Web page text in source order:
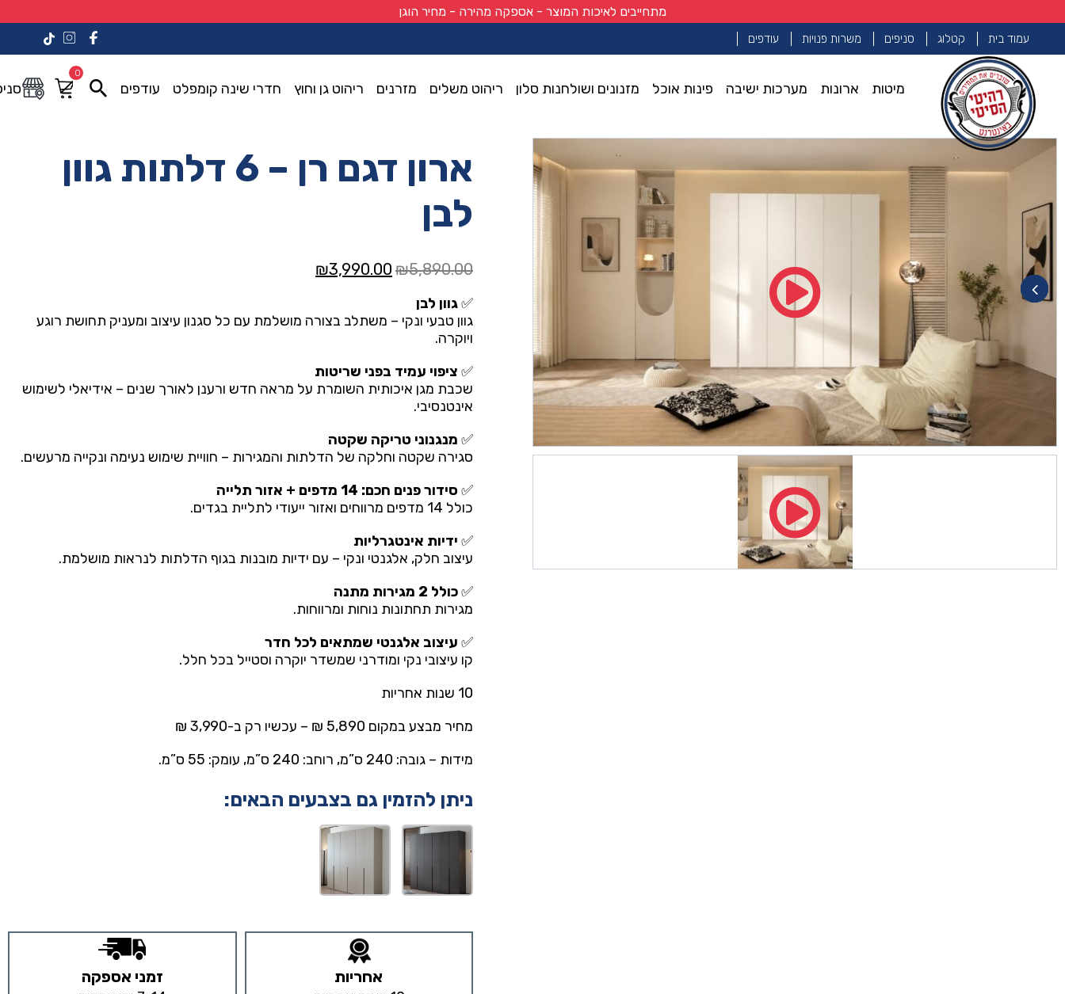
מתחייבים לאיכות המוצר - אספקה מהירה - מחיר הוגן
עמוד בית קטלוג סניפים משרות פנויות עודפים
מיטות ארונות מערכות ישיבה פינות אוכל מזנונים ושולחנות סלון ריהוט משלים מזרנים ריהוט גן וחוץ חדרי שינה קומפלט עודפים
0
עמוד הבית >> ארונות פתיחה
ארון דגם רן – 6 דלתות גוון
לבן
₪5,890.00
המחיר
₪5,890.00.
₪3,990.00
₪3,990.00.
✅גוון לבן
גוון טבעי ונקי – משתלב בצורה מושלמת עם כל סגנון עיצוב ומעניק תחושת רוגע
ויוקרה.
✅ ציפוי עמיד בפני שריטות
שכבת מגן איכותית השומרת על מראה חדש ורענן לאורך שנים – אידיאלי לשימוש
אינטנסיבי.
✅ מנגנוני טריקה שקטה
סגירה שקטה וחלקה של הדלתות והמגירות – חוויית שימוש נעימה ונקייה מרעשים.
✅ סידור פנים חכם: 14 מדפים + אזור תלייה
כולל 14 מדפים מרווחים ואזור ייעודי לתליית בגדים.
✅ ידיות אינטגרליות
עיצוב חלק, אלגנטי ונקי – עם ידיות מובנות בגוף הדלתות לנראות מושלמת.
✅כולל 2 מגירות מתנה
מגירות תחתונות נוחות ומרווחות.
✅ עיצוב אלגנטי שמתאים לכל חדר
קו עיצובי נקי ומודרני שמשדר יוקרה וסטייל בכל חלל.
10 שנות אחריות
מחיר מבצע במקום 5,890 ₪ – עכשיו רק ב-3,990 ₪
מידות – גובה: 240 ס”מ, רוחב: 240 ס”מ, עומק: 55 ס”מ.
ניתן להזמין גם בצבעים הבאים:
אחריות זמני אספקה